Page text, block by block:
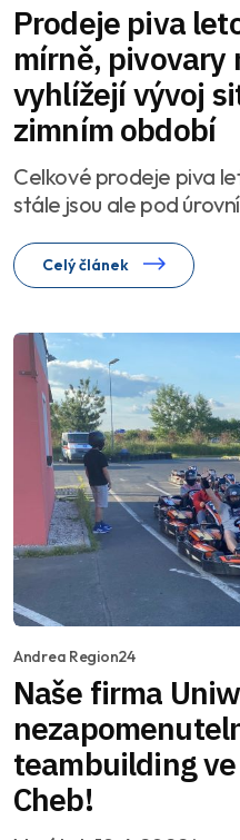
Prodeje piva
mírně, pivovary
vyhlížejí vývoj
zimním období
Celkové prodeje piva
stále jsou ale pod
Celý článek
Andrea Region24
Naše firma
teambuilding
Cheb!